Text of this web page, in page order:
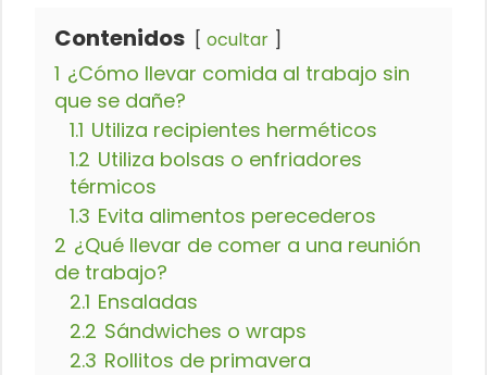
Contenidos ocultar
1 ¿Cómo llevar comida al trabajo sin
que se dañe?
1.1 Utiliza recipientes herméticos
1.2 Utiliza bolsas o enfriadores
térmicos
1.3 Evita alimentos perecederos
2 ¿Qué llevar de comer a una reunión
de trabajo?
2.1 Ensaladas
2.2 Sándwiches o wraps
2.3 Rollitos de primavera